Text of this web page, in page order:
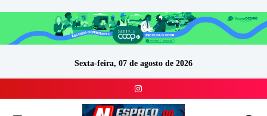
Sexta-feira, 07 de agosto de 2026